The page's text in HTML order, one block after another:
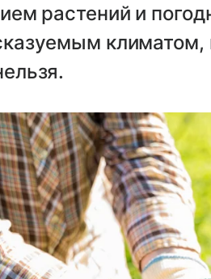
растений и
климатом,